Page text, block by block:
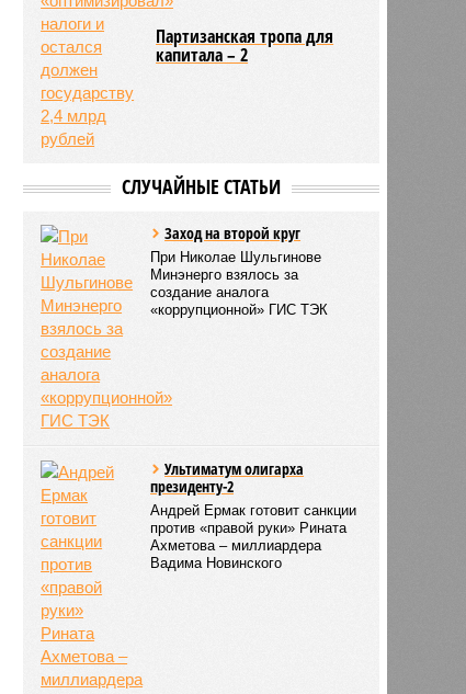
Партизанская тропа для
капитала – 2
СЛУЧАЙНЫЕ СТАТЬИ
Заход на второй круг
При Николае Шульгинове
Минэнерго взялось за
создание аналога
«коррупционной» ГИС ТЭК
Ультиматум олигарха
президенту-2
Андрей Ермак готовит санкции
против «правой руки» Рината
Ахметова – миллиардера
Вадима Новинского